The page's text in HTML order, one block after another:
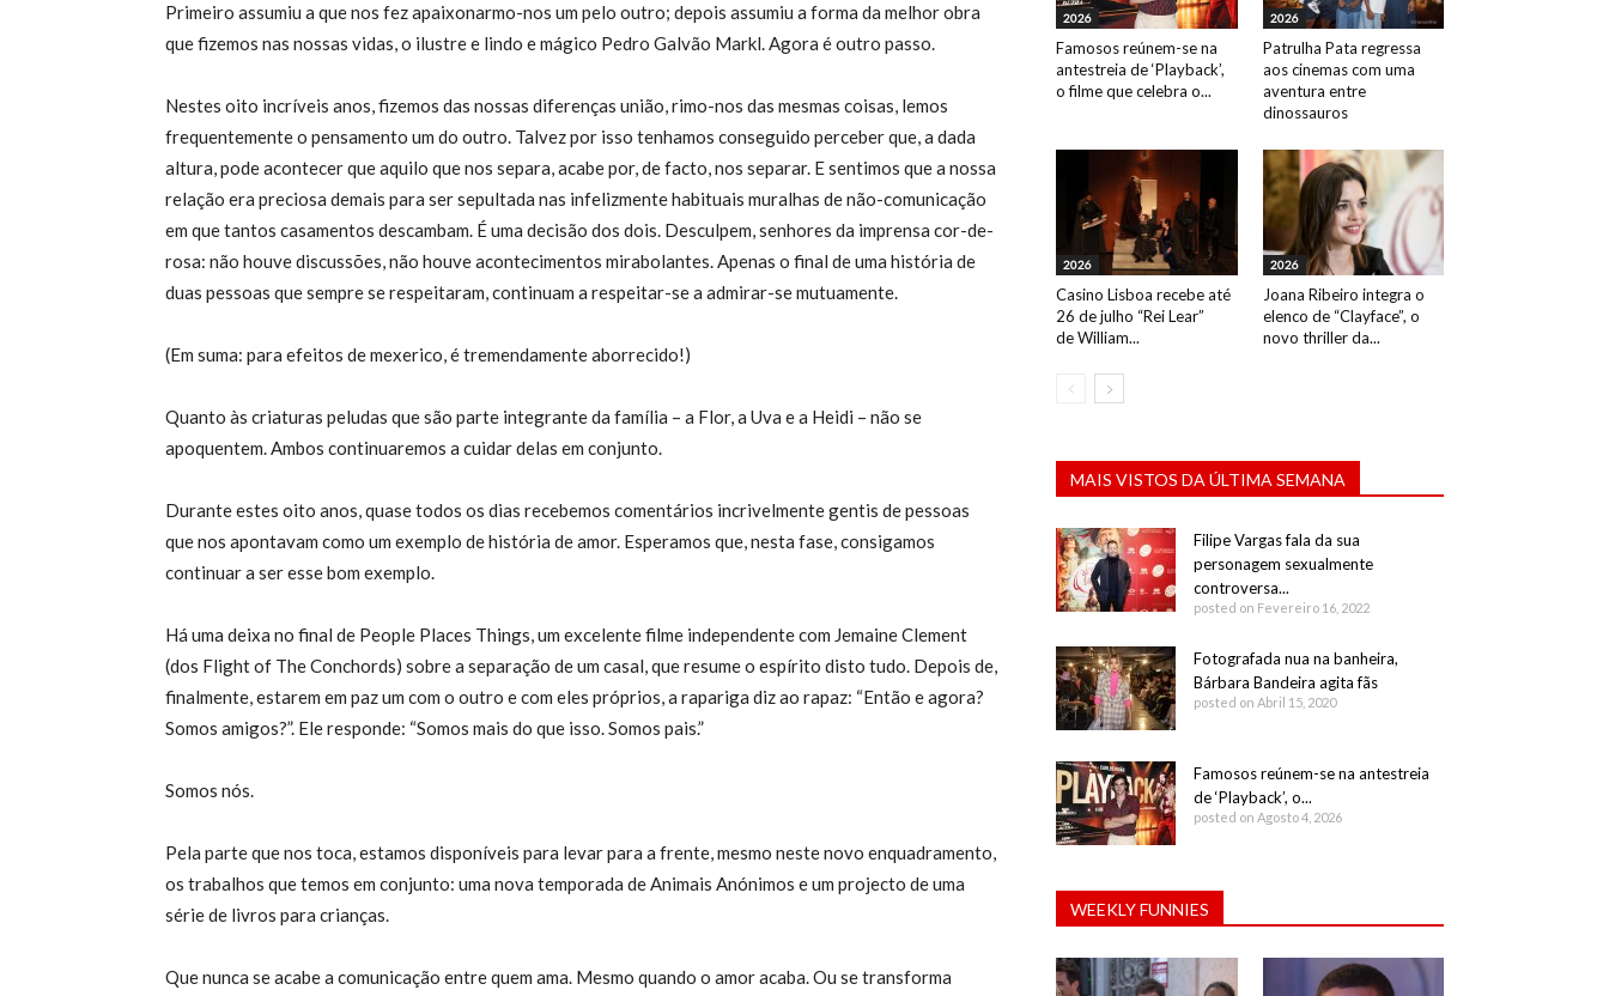
Primeiro assumiu a que nos fez apaixonarmo-nos um pelo outro; depois assumiu a forma da melhor obra
que fizemos nas nossas vidas, o ilustre e lindo e mágico Pedro Galvão Markl. Agora é outro passo.
Nestes oito incríveis anos, fizemos das nossas diferenças união, rimo-nos das mesmas coisas, lemos
frequentemente o pensamento um do outro. Talvez por isso tenhamos conseguido perceber que, a dada
altura, pode acontecer que aquilo que nos separa, acabe por, de facto, nos separar. E sentimos que a nossa
relação era preciosa demais para ser sepultada nas infelizmente habituais muralhas de não-comunicação
em que tantos casamentos descambam. É uma decisão dos dois. Desculpem, senhores da imprensa cor-de-
rosa: não houve discussões, não houve acontecimentos mirabolantes. Apenas o final de uma história de
duas pessoas que sempre se respeitaram, continuam a respeitar-se a admirar-se mutuamente.
(Em suma: para efeitos de mexerico, é tremendamente aborrecido!)
Quanto às criaturas peludas que são parte integrante da família – a Flor, a Uva e a Heidi – não se
apoquentem. Ambos continuaremos a cuidar delas em conjunto.
Durante estes oito anos, quase todos os dias recebemos comentários incrivelmente gentis de pessoas
que nos apontavam como um exemplo de história de amor. Esperamos que, nesta fase, consigamos
continuar a ser esse bom exemplo.
Há uma deixa no final de People Places Things, um excelente filme independente com Jemaine Clement
(dos Flight of The Conchords) sobre a separação de um casal, que resume o espírito disto tudo. Depois de,
finalmente, estarem em paz um com o outro e com eles próprios, a rapariga diz ao rapaz: “Então e agora?
Somos amigos?”. Ele responde: “Somos mais do que isso. Somos pais.”
Somos nós.
Pela parte que nos toca, estamos disponíveis para levar para a frente, mesmo neste novo enquadramento,
os trabalhos que temos em conjunto: uma nova temporada de Animais Anónimos e um projecto de uma
série de livros para crianças.
Que nunca se acabe a comunicação entre quem ama. Mesmo quando o amor acaba. Ou se transforma
2026
Famosos reúnem-se na
antestreia de ‘Playback’,
o filme que celebra o...
2026
Patrulha Pata regressa
aos cinemas com uma
aventura entre
dinossauros
2026
Casino Lisboa recebe até
26 de julho “Rei Lear”
de William...
2026
Joana Ribeiro integra o
elenco de “Clayface”, o
novo thriller da...
MAIS VISTOS DA ÚLTIMA SEMANA
Filipe Vargas fala da sua
personagem sexualmente
controversa...
posted on Fevereiro 16, 2022
Fotografada nua na banheira,
Bárbara Bandeira agita fãs
posted on Abril 15, 2020
Famosos reúnem-se na antestreia
de ‘Playback’, o...
posted on Agosto 4, 2026
WEEKLY FUNNIES